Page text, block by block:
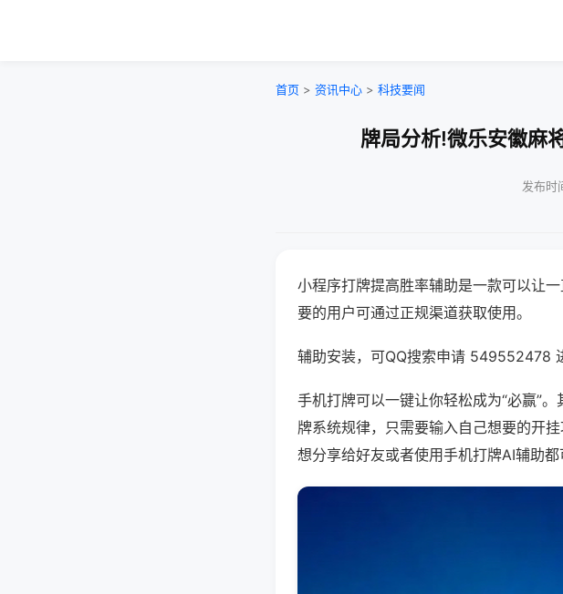
首页 > 资讯中心 > 科技要闻
牌局分析!微乐安徽麻
发布时
小程序打牌提高胜率辅助是一款可以让
要的用户可通过正规渠道获取使用。
辅助安装，可QQ搜索申请 549552478
手机打牌可以一键让你轻松成为“必赢”
牌系统规律，只需要输入自己想要的开
想分享给好友或者使用手机打牌AI辅助都